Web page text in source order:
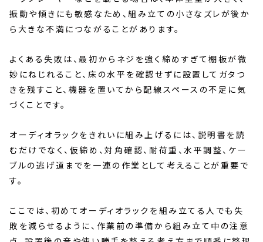
振動や傾きにも敏感なため、組み立ての小さなズレが後か
ら大きな不満につながることがあります。
よくある失敗は、最初からネジを強く締めすぎて棚板が微
妙にねじれること、床の水平を確認せずに設置してガタつ
きを残すこと、機器を置いてから配線スペースの不足に気
づくことです。
オーディオラックをきれいに組み上げるには、説明書を読
むだけでなく、仮締め、対角確認、耐荷重、水平調整、ケー
ブルの逃げ道までを一連の作業として考えることが重要で
す。
ここでは、初めてオーディオラックを組み立てる人でも失
敗を減らせるように、作業前の準備から組み立て中の注意